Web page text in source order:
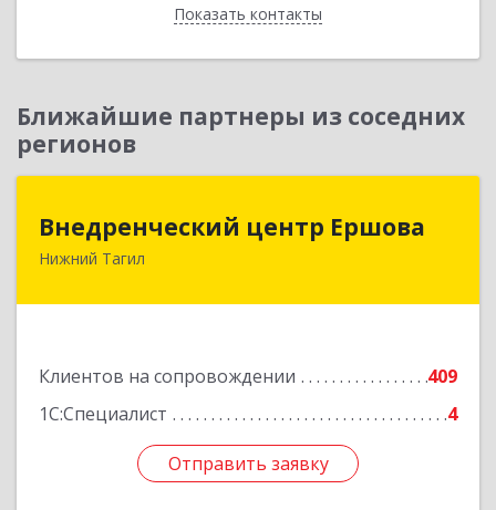
Показать контакты
Назад
Ближайшие партнеры из соседних
регионов
Внедренческий центр Ершова
Нижний Тагил
Клиентов на сопровождении
409
1С:Специалист
4
Отправить заявку
Внедренческий центр Ершова
622030, Свердловская обл, Нижний Тагил г,
Отправить заявку